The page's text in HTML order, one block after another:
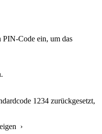
PIN-Code ein, um das
1234 zurückgesetzt,
›